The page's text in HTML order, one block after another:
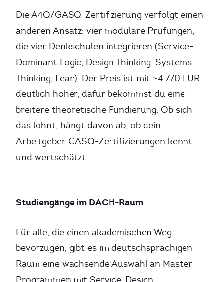
Die A4Q/GASQ-Zertifizierung verfolgt einen
anderen Ansatz: vier modulare Prüfungen,
die vier Denkschulen integrieren (Service-
Dominant Logic, Design Thinking, Systems
Thinking, Lean). Der Preis ist mit ~4.770 EUR
deutlich höher, dafür bekommst du eine
breitere theoretische Fundierung. Ob sich
das lohnt, hängt davon ab, ob dein
Arbeitgeber GASQ-Zertifizierungen kennt
und wertschätzt.
Studiengänge im DACH-Raum
Für alle, die einen akademischen Weg
bevorzugen, gibt es im deutschsprachigen
Raum eine wachsende Auswahl an Master-
Programmen mit Service-Design-